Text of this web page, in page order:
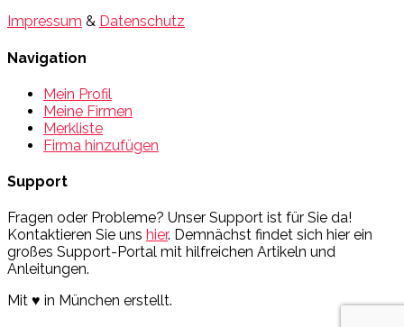
Impressum & Datenschutz
Navigation
Mein Profil
Meine Firmen
Merkliste
Firma hinzufügen
Support
Fragen oder Probleme? Unser Support ist für Sie da!
Kontaktieren Sie uns hier. Demnächst findet sich hier ein
großes Support-Portal mit hilfreichen Artikeln und
Anleitungen.
Mit ♥ in München erstellt.